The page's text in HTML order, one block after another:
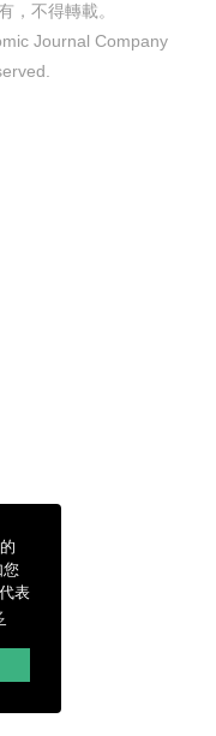
您
表
，不得轉載。
Journal Company